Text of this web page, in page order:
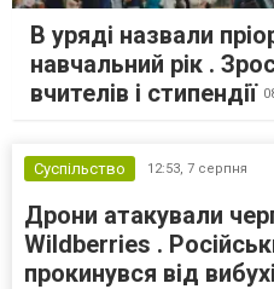
В уряді назвали
навчальний рік .
вчителів і стипендії
Суспільство 12:53, 7 серпня
Дрони атакували
Wildberries .
прокинувся від